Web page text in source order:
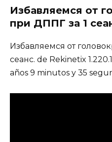
Избавляемся от
при ДППГ за 1
Избавляемся от
сеанс. de Rekinetix
años 9 minutos y 35